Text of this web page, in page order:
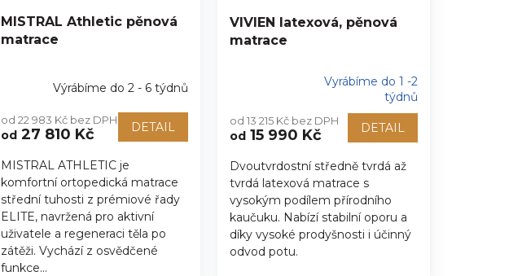
MISTRAL Athletic pěnová
matrace
Výrábíme do 2 - 6 týdnů
od 22 983 Kč bez DPH
od27 810 Kč DETAIL
MISTRAL ATHLETIC je
komfortní ortopedická matrace
střední tuhosti z prémiové řady
ELITE, navržená pro aktivní
uživatele a regeneraci těla po
zátěži. Vychází z osvědčené
funkce...
VIVIEN latexová, pěnová
matrace
produktu
je
z
5
hvězdiček.
Vyrábíme do 1 -2
týdnů
od 13 215 Kč bez DPH
od15 990 Kč DETAIL
Dvoutvrdostní středně tvrdá až
tvrdá latexová matrace s
vysokým podílem přírodního
kaučuku. Nabízí stabilní oporu a
díky vysoké prodyšnosti i účinný
odvod potu.